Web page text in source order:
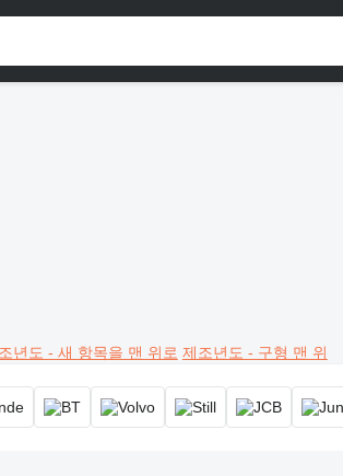
년도 - 새 항목을 맨 위로 제조년도 - 구형 맨 위